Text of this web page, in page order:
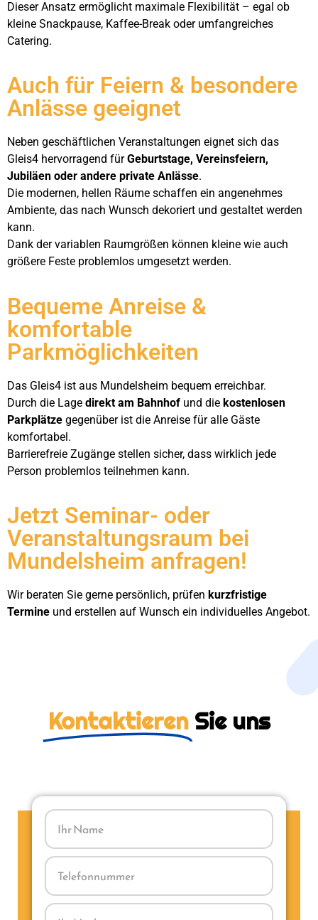
Dieser Ansatz ermöglicht maximale Flexibilität – egal ob
kleine Snackpause, Kaffee-Break oder umfangreiches
Catering.
Auch für Feiern & besondere
Anlässe geeignet
Neben geschäftlichen Veranstaltungen eignet sich das
Gleis4 hervorragend fürGeburtstage, Vereinsfeiern,
Jubiläen oder andere private Anlässe.
Die modernen, hellen Räume schaffen ein angenehmes
Ambiente, das nach Wunsch dekoriert und gestaltet werden
kann.
Dank der variablen Raumgrößen können kleine wie auch
größere Feste problemlos umgesetzt werden.
Bequeme Anreise &
komfortable
Parkmöglichkeiten
Das Gleis4 ist aus Mundelsheim bequem erreichbar.
Durch die Lage direkt am Bahnhof und die kostenlosen
Parkplätze gegenüber ist die Anreise für alle Gäste
komfortabel.
Barrierefreie Zugänge stellen sicher, dass wirklich jede
Person problemlos teilnehmen kann.
Jetzt Seminar- oder
Veranstaltungsraum bei
Mundelsheim anfragen!
Wir beraten Sie gerne persönlich, prüfen kurzfristige
Termine und erstellen auf Wunsch ein individuelles Angebot.
Kontaktieren Sie uns